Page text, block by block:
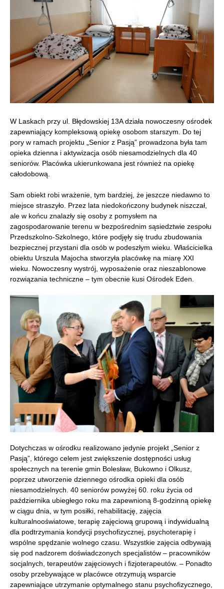
W Laskach przy ul. Błędowskiej 13A działa nowoczesny ośrodek
zapewniający kompleksową opiekę osobom starszym. Do tej
pory w ramach projektu „Senior z Pasją” prowadzona była tam
opieka dzienna i aktywizacja osób niesamodzielnych dla 40
seniorów. Placówka ukierunkowana jest również na opiekę
całodobową.
Sam obiekt robi wrażenie, tym bardziej, że jeszcze niedawno to
miejsce straszyło. Przez lata niedokończony budynek niszczał,
ale w końcu znalazły się osoby z pomysłem na
zagospodarowanie terenu w bezpośrednim sąsiedztwie zespołu
Przedszkolno-Szkolnego, które podjęły się trudu zbudowania
bezpiecznej przystani dla osób w podeszłym wieku. Właścicielka
obiektu Urszula Majocha stworzyła placówkę na miarę XXI
wieku. Nowoczesny wystrój, wyposażenie oraz nieszablonowe
rozwiązania techniczne – tym obecnie kusi Ośrodek Eden.
Dotychczas w ośrodku realizowano jedynie projekt „Senior z
Pasją”, którego celem jest zwiększenie dostępności usług
społecznych na terenie gmin Bolesław, Bukowno i Olkusz,
poprzez utworzenie dziennego ośrodka opieki dla osób
niesamodzielnych. 40 seniorów powyżej 60. roku życia od
października ubiegłego roku ma zapewnioną 8-godzinną opiekę
w ciągu dnia, w tym posiłki, rehabilitację, zajęcia
kulturalnooświatowe, terapię zajęciową grupową i indywidualną
dla podtrzymania kondycji psychofizycznej, psychoterapię i
wspólne spędzanie wolnego czasu. Wszystkie zajęcia odbywają
się pod nadzorem doświadczonych specjalistów – pracowników
socjalnych, terapeutów zajęciowych i fizjoterapeutów. – Ponadto
osoby przebywające w placówce otrzymują wsparcie
zapewniające utrzymanie optymalnego stanu psychofizycznego,